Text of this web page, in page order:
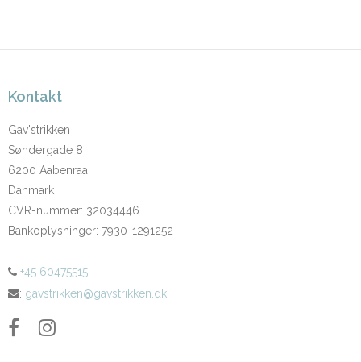
Kontakt
Gav'strikken
Søndergade 8
6200 Aabenraa
Danmark
CVR-nummer: 32034446
Bankoplysninger: 7930-1291252
+45 60475515
: gavstrikken@gavstrikken.dk